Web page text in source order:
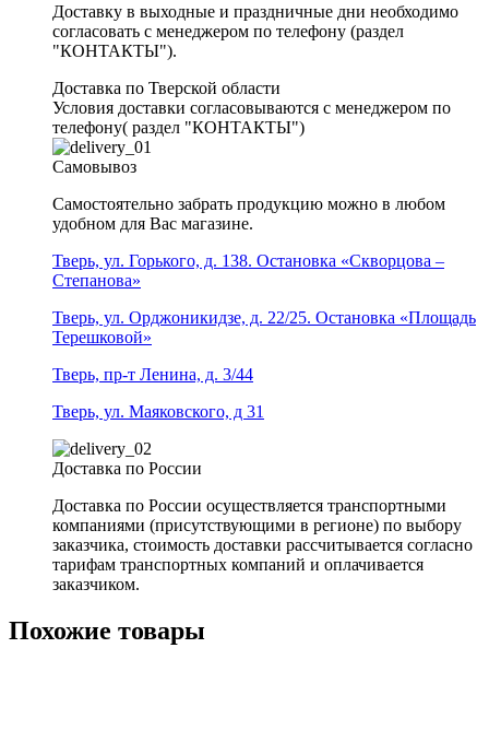
Доставку в выходные и праздничные дни необходимо
согласовать с менеджером по телефону (раздел
"КОНТАКТЫ").
Доставка по Тверской области
Условия доставки согласовываются с менеджером по
телефону( раздел "КОНТАКТЫ")
Самовывоз
Самостоятельно забрать продукцию можно в любом
удобном для Вас магазине.
Тверь, ул. Горького, д. 138. Остановка «Скворцова –
Степанова»
Тверь, ул. Орджоникидзе, д. 22/25. Остановка «Площадь
Терешковой»
Тверь, пр-т Ленина, д. 3/44
Тверь, ул. Маяковского, д 31
Доставка по России
Доставка по России осуществляется транспортными
компаниями (присутствующими в регионе) по выбору
заказчика, стоимость доставки рассчитывается согласно
тарифам транспортных компаний и оплачивается
заказчиком.
Похожие товары